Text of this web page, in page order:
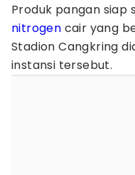
Produk pangan siap
nitrogen cair yang
Stadion Cangkring
instansi tersebut.